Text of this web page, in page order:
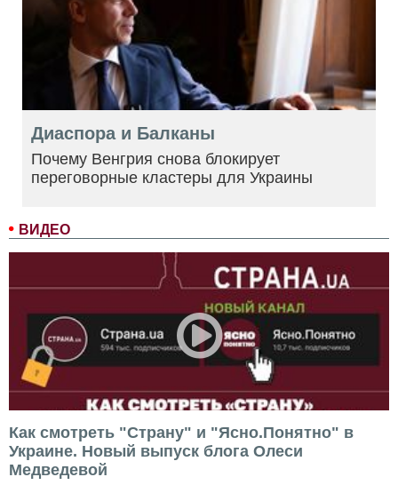
ВИДЕО
Как смотреть "Страну" и "Ясно.Понятно" в
Украине. Новый выпуск блога Олеси
Медведевой
Диаспора и Балканы
Почему Венгрия снова блокирует
переговорные кластеры для Украины